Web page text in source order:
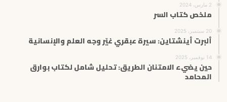
2 مارس، 2024
ملخص كتاب السر
20 سبتمبر، 2025
ألبرت أينشتاين: سيرة عبقري غيّر وجه العلم والإنسانية
14 نوفمبر، 2025
حين يضيء الامتنان الطريق: تحليل شامل لكتاب بوارق
المحامد